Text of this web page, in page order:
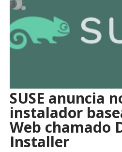
SUSE anuncia
instalador
Web chamado
Installer